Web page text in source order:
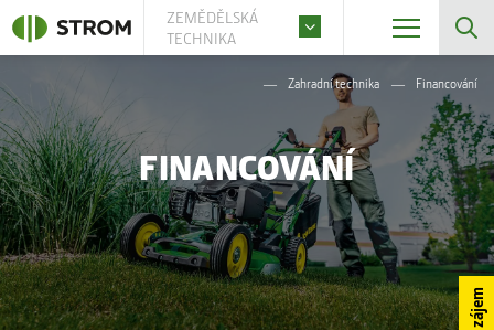
ZEMĚDĚLSKÁ
TECHNIKA
FINANCOVÁNÍ
Zahradní technika Financování